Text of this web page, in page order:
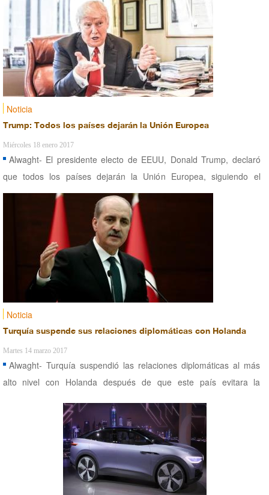
Noticia
Trump: Todos los países dejarán la Unión Europea
Miércoles 18 enero 2017
Alwaght- El presidente electo de EEUU, Donald Trump, declaró
que todos los países dejarán la Unión Europea, siguiendo el
ejemplo del Reino Unido.
Noticia
Turquía suspende sus relaciones diplomáticas con Holanda
Martes 14 marzo 2017
Alwaght- Turquía suspendió las relaciones diplomáticas al más
alto nivel con Holanda después de que este país evitara la